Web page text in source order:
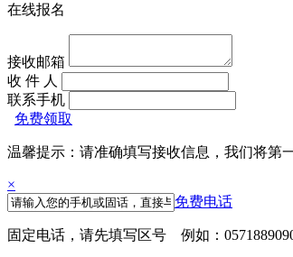
在线报名
接收邮箱
收 件 人
联系手机
免费领取
温馨提示：请准确填写接收信息，我们将第
×
免费电话
固定电话，请先填写区号 例如：